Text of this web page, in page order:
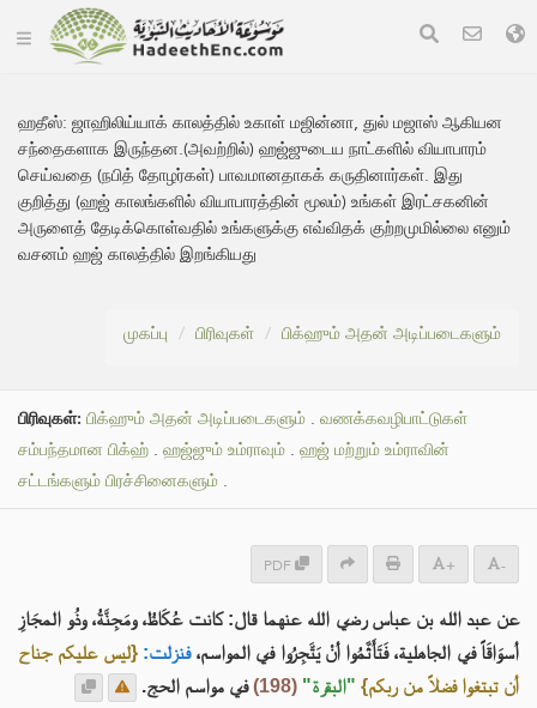
ஹதீஸ்:ஜாஹிலிய்யாக் காலத்தில் உகாள் மஜின்னா, துல் மஜாஸ் ஆகியன
சந்தைகளாக இருந்தன.(அவற்றில்) ஹஜ்ஜுடைய நாட்களில் வியாபாரம்
செய்வதை (நபித் தோழர்கள்) பாவமானதாகக் கருதினார்கள். இது
குறித்து (ஹஜ் காலங்களில் வியாபாரத்தின் மூலம்) உங்கள் இரட்சகனின்
அருளைத் தேடிக்கொள்வதில் உங்களுக்கு எவ்விதக் குற்றமுமில்லை எனும்
வசனம் ஹஜ் காலத்தில் இறங்கியது
முகப்பு பிரிவுகள் பிக்ஹும் அதன் அடிப்படைகளும்
பிரிவுகள்: பிக்ஹும் அதன் அடிப்படைகளும் . வணக்கவழிபாட்டுகள்
சம்பந்தமான பிக்ஹ் . ஹஜ்ஜும் உம்ராவும் . ஹஜ் மற்றும் உம்ராவின்
சட்டங்களும் பிரச்சினைகளும் .
PDF + -
عن عبد الله بن عباس رضي الله عنهما قال: كانت عُكَاظُ، ومَجِنَّةُ، وذُو المجَازِ
أسوَاقَاً في الجاهلية، فَتَأَثَّمُوا أنْ يَتَّجِرُوا في المواسم، فنزلت: {ليس عليكم جناح
أن تبتغوا فضلاً من ربكم} "البقرة" (198)
في مواسم الحج.